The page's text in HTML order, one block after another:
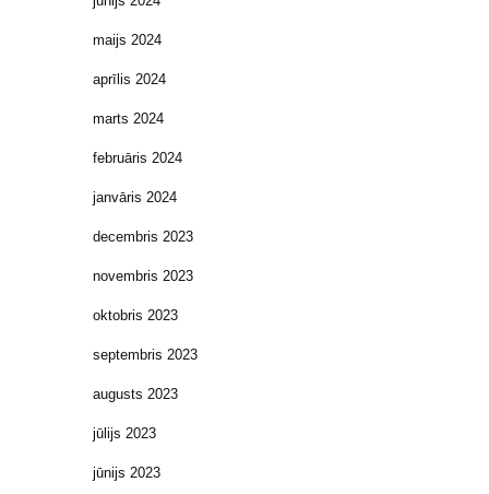
maijs 2024
aprīlis 2024
marts 2024
februāris 2024
janvāris 2024
decembris 2023
novembris 2023
oktobris 2023
septembris 2023
augusts 2023
jūlijs 2023
jūnijs 2023